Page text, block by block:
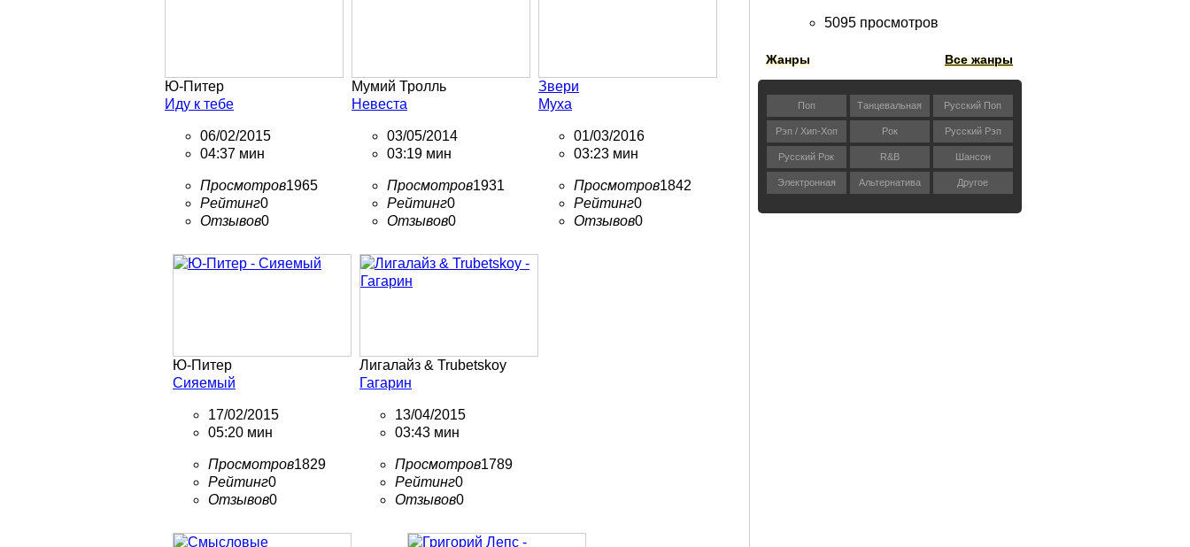
Ю-Питер
Иду к тебе
06/02/2015
04:37 мин
Просмотров1965
Рейтинг0
Отзывов0
Мумий Тролль
Невеста
03/05/2014
03:19 мин
Просмотров1931
Рейтинг0
Отзывов0
Звери
Муха
01/03/2016
03:23 мин
Просмотров1842
Рейтинг0
Отзывов0
Ю-Питер
Сияемый
17/02/2015
05:20 мин
Просмотров1829
Рейтинг0
Отзывов0
Лигалайз & Trubetskoy
Гагарин
13/04/2015
03:43 мин
Просмотров1789
Рейтинг0
Отзывов0
5095 просмотров
Жанры Все жанры
Поп Танцевальная Русский Поп
Рэп / Хип-Хоп Рок Русский Рэп
Русский Рок R&B Шансон
Электронная Альтернатива Другое